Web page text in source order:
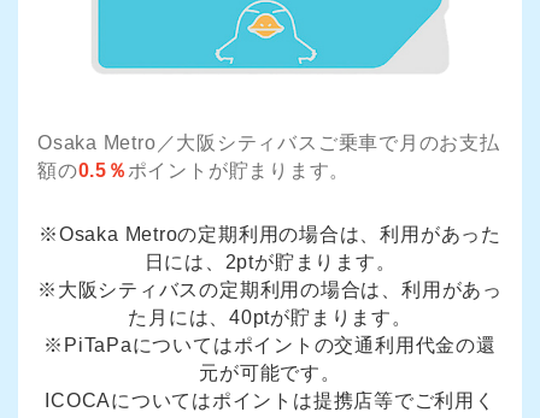
Osaka Metro／大阪シティバスご乗車で月のお支払
額の0.5％ ポイントが貯まります。
※Osaka Metroの定期利用の場合は、利用があった
日には、2ptが貯まります。
※大阪シティバスの定期利用の場合は、利用があっ
た月には、40ptが貯まります。
※PiTaPaについてはポイントの交通利用代金の還
元が可能です。
ICOCAについてはポイントは提携店等でご利用く